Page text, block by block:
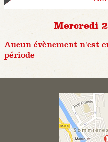
Mercredi
Aucun évènement n'est
période